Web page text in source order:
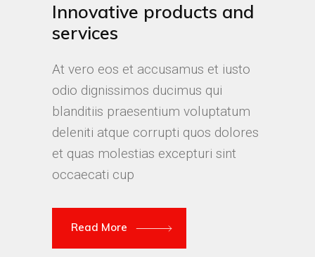
Innovative products and
services
At vero eos et accusamus et iusto
odio dignissimos ducimus qui
blanditiis praesentium voluptatum
deleniti atque corrupti quos dolores
et quas molestias excepturi sint
occaecati cup
Read More